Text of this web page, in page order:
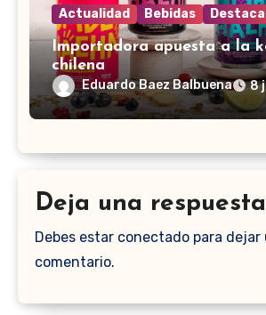
Actualidad Bebidas
Importadora apuesta a la
chilena
Eduardo Baez Balbuena 8
Deja una respuesta
Debes estar conectado para dejar
comentario.